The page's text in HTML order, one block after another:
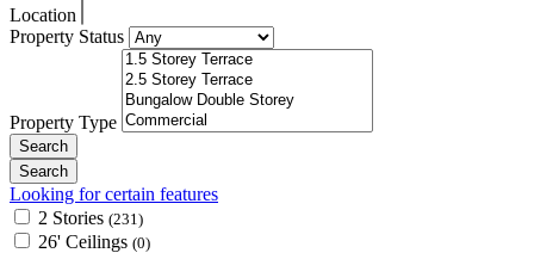
Location
Property Status
Property Type
Looking for certain features
2 Stories (231)
26' Ceilings (0)